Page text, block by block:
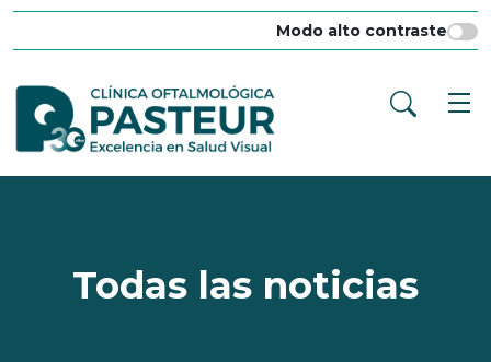
Modo alto contraste
Todas las noticias